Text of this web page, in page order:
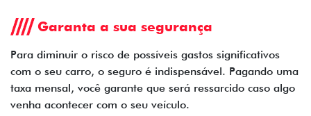
Garanta a sua segurança
Para diminuir o risco de possíveis gastos significativos
com o seu carro, o seguro é indispensável. Pagando uma
taxa mensal, você garante que será ressarcido caso algo
venha acontecer com o seu veículo.